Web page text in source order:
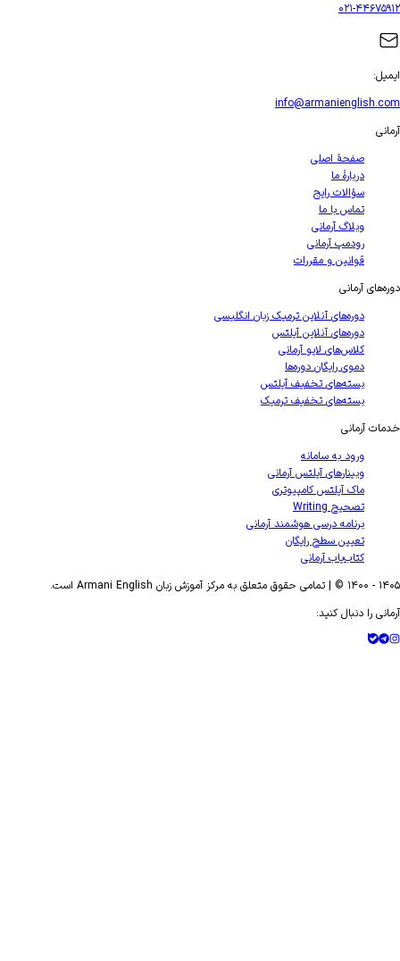
:
صفحهٔ اصلی
دربارهٔ ما
سؤالات رایج
تماس با ما
وبلاگ آرمانی
رودمپ آرمانی
قوانین و مقررات
آرمانی
دوره‌های آنلاین ترمیک زبان انگلیسی
دوره‌های آنلاین آیلتس
کلاس‌های لایو آرمانی
دموی رایگان دوره‌ها
بسته‌های تخفیف آیلتس
بسته‌های تخفیف ترمیک
آرمانی
ورود به سامانه
وبینارهای آیلتس آرمانی
ماک آیلتس کامپیوتری
تصحیح Writing
برنامه درسی هوشمند آرمانی
تعیین سطح رایگان
کتاب‌یاب آرمانی
- ۱۴۰۰ © | تمامی حقوق متعلق به مرکز آموزش زبان Armani English است.
را دنبال کنید: